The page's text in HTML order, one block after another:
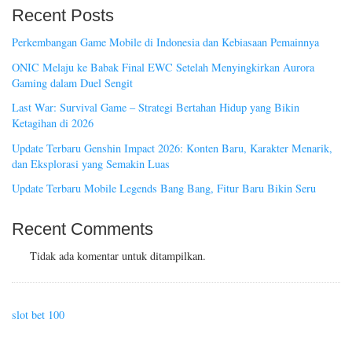
Recent Posts
Perkembangan Game Mobile di Indonesia dan Kebiasaan Pemainnya
ONIC Melaju ke Babak Final EWC Setelah Menyingkirkan Aurora
Gaming dalam Duel Sengit
Last War: Survival Game – Strategi Bertahan Hidup yang Bikin
Ketagihan di 2026
Update Terbaru Genshin Impact 2026: Konten Baru, Karakter Menarik,
dan Eksplorasi yang Semakin Luas
Update Terbaru Mobile Legends Bang Bang, Fitur Baru Bikin Seru
Recent Comments
Tidak ada komentar untuk ditampilkan.
slot bet 100